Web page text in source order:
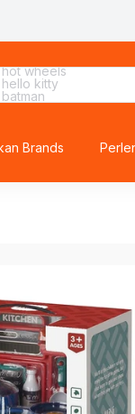
hot wheels
hello kitty
blokees
rolife
beyblade
marvel legends
blaster
Brands